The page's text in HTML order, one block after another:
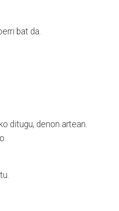
bat da.
ditugu, denon artean.